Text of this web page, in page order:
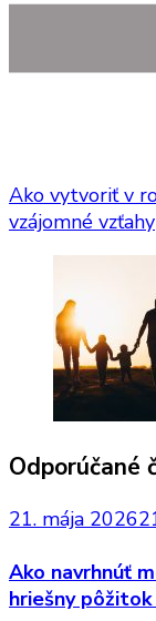
Ako vytvoriť v
vzájomné vzťahy
Odporúčané
21. mája 2026
Ako navrhnúť
hriešny